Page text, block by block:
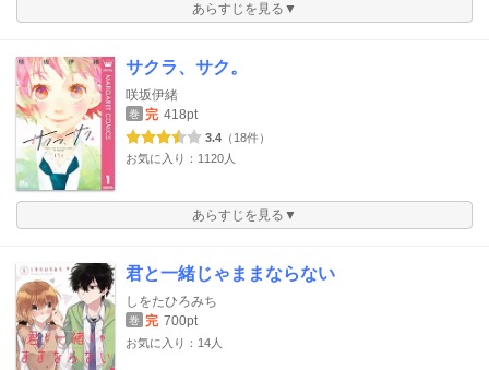
あらすじを見る▼
サクラ、サク。
咲坂伊緒
巻 完 418pt
3.4 （18件）
お気に入り：1120人
あらすじを見る▼
君と一緒じゃままならない
しをたひろみち
巻 完 700pt
お気に入り：14人